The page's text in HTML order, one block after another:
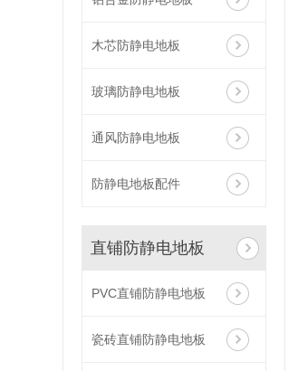
木芯防静电地板
玻璃防静电地板
通风防静电地板
防静电地板配件
直铺防静电地板
PVC直铺防静电地板
瓷砖直铺防静电地板